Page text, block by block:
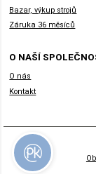
Bazar, výkup strojů
Záruka 36 měsíců
O NAŠÍ
O nás
Kontakt